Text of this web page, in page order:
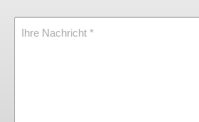
Ihre Nachricht